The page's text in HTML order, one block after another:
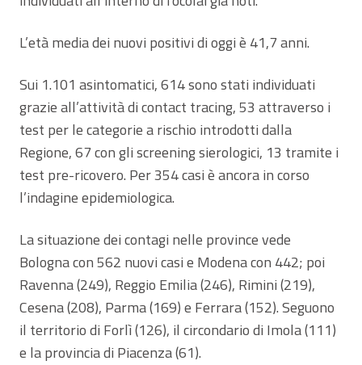
L’età media dei nuovi positivi di oggi è 41,7 anni.
Sui 1.101 asintomatici, 614 sono stati individuati
grazie all’attività di contact tracing, 53 attraverso i
test per le categorie a rischio introdotti dalla
Regione, 67 con gli screening sierologici, 13 tramite i
test pre-ricovero. Per 354 casi è ancora in corso
l’indagine epidemiologica.
La situazione dei contagi nelle province vede
Bologna con 562 nuovi casi e Modena con 442; poi
Ravenna (249), Reggio Emilia (246), Rimini (219),
Cesena (208), Parma (169) e Ferrara (152). Seguono
il territorio di Forlì (126), il circondario di Imola (111)
e la provincia di Piacenza (61).